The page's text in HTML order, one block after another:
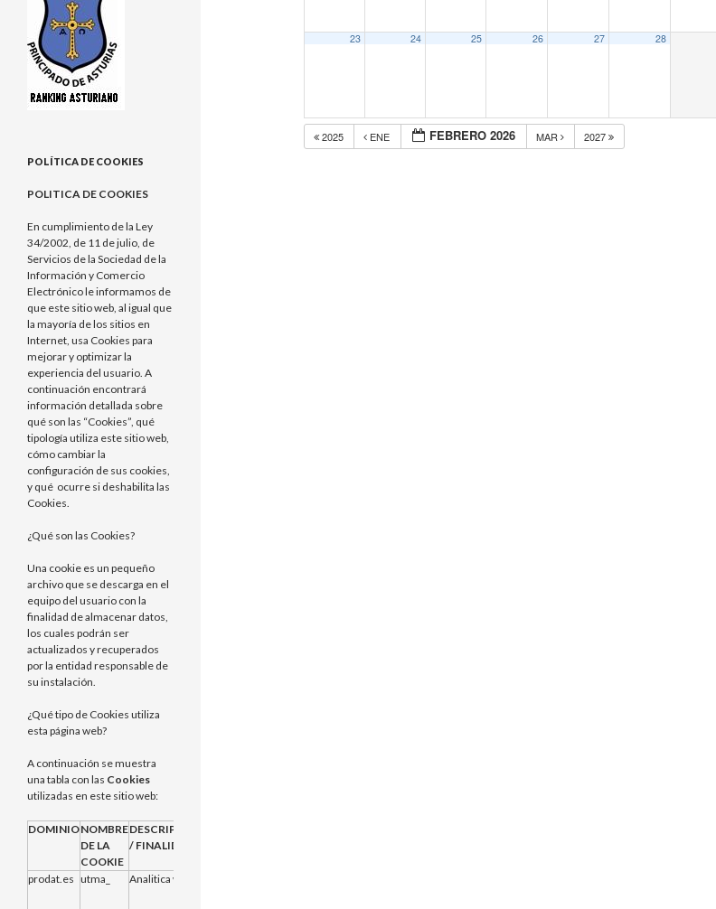
23 24 25 26 27 28
2025 ENE FEBRERO 2026 MAR 2027
POLÍTICA DE COOKIES
POLITICA DE COOKIES
En cumplimiento de la Ley
34/2002, de 11 de julio, de
Servicios de la Sociedad de la
Información y Comercio
Electrónico le informamos de
que este sitio web, al igual que
la mayoría de los sitios en
Internet, usa Cookies para
mejorar y optimizar la
experiencia del usuario. A
continuación encontrará
información detallada sobre
qué son las “Cookies”, qué
tipología utiliza este sitio web,
cómo cambiar la
configuración de sus cookies,
y qué ocurre si deshabilita las
Cookies.
¿Qué son las Cookies?
Una cookie es un pequeño
archivo que se descarga en el
equipo del usuario con la
finalidad de almacenar datos,
los cuales podrán ser
actualizados y recuperados
por la entidad responsable de
su instalación.
¿Qué tipo de Cookies utiliza
esta página web?
A continuación se muestra
una tabla con las Cookies
utilizadas en este sitio web:
DOMINIONOMBRE
DE LA
COOKIE
DESCRIPCION
/ FINALIDAD
prodat.es utma_ Analitica web